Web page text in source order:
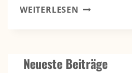
WEITERLESEN
Neueste Beiträge